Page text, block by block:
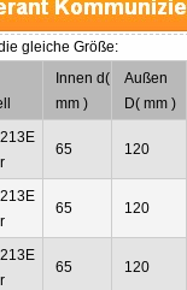
gleiche Größe:
Innen d(
mm )
Außen
D( mm )
65 120
65 120
65 120